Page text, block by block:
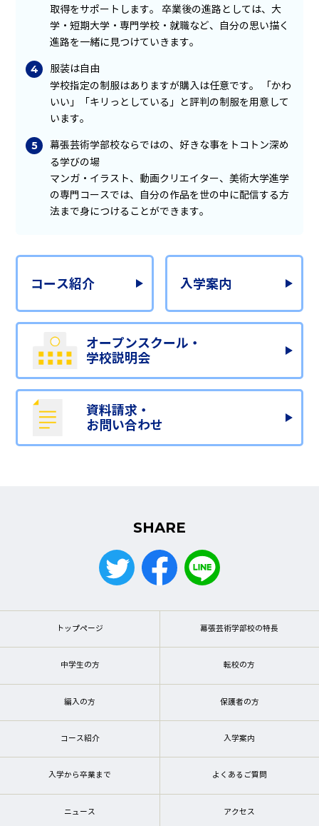
取得をサポートします。 卒業後の進路としては、大
学・短期大学・専門学校・就職など、自分の思い描く
進路を一緒に見つけていきます。
服装は自由
学校指定の制服はありますが購入は任意です。 「かわ
いい」「キリっとしている」と評判の制服を用意して
います。
幕張芸術学部校ならではの、好きな事をトコトン深め
る学びの場
マンガ・イラスト、動画クリエイター、美術大学進学
の専門コースでは、自分の作品を世の中に配信する方
法まで身につけることができます。
コース紹介 入学案内
オープンスクール・
学校説明会
資料請求・
お問い合わせ
SHARE
トップページ 幕張芸術学部校の特長
中学生の方 転校の方
編入の方 保護者の方
コース紹介 入学案内
入学から卒業まで よくあるご質問
ニュース アクセス